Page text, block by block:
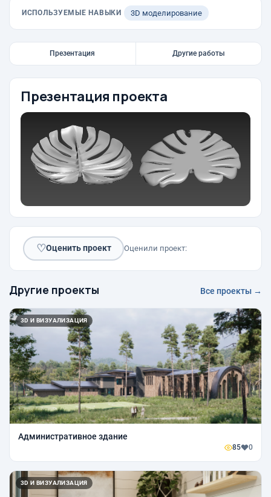
ИСПОЛЬЗУЕМЫЕ НАВЫКИ 3D моделирование
Презентация Другие работы
Презентация проекта
♡Оценить проект Оценили проект:
Другие проекты Все проекты →
3D И ВИЗУАЛИЗАЦИЯ
Административное здание
85 0
3D И ВИЗУАЛИЗАЦИЯ